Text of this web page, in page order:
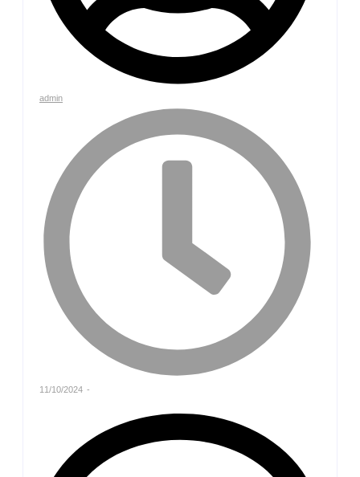
admin
11/10/2024 -